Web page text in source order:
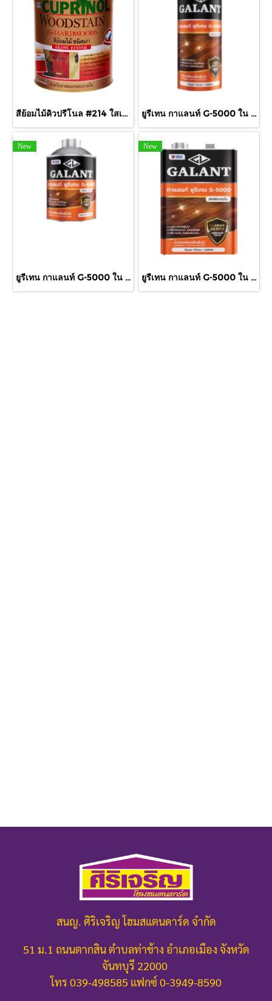
สีย้อมไม้คิวปรีโนล #214 ใสเงา 1/4 กล. ยูรีเทน กาแลนท์ G-5000 ใน 875cc.
New
ยูรีเทน กาแลนท์ G-5000 ใน 460cc.
New
ยูรีเทน กาแลนท์ G-5000 ใน กล.
สนญ. ศิริเจริญ โฮมสแตนดาร์ด จำกัด
51 ม.1 ถนนตากสิน ตำบลท่าช้าง อำเภอเมือง จังหวัด
จันทบุรี 22000
โทร 039-498585 แฟกซ์ 0-3949-8590